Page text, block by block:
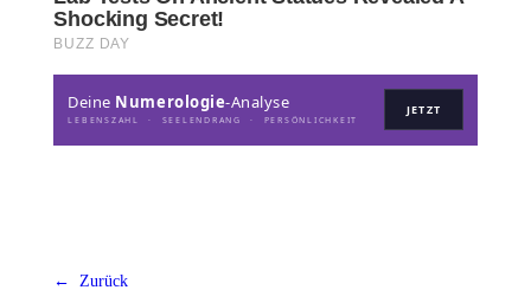
Deine Numerologie-Analyse
LEBENSZAHL · SEELENDRANG · PERSÖNLICHKEIT
JETZT
← Zurück